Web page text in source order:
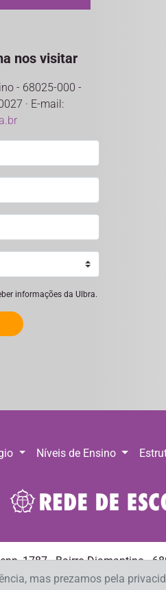
nos visitar
- 68025-000 -
· E-mail:
informações da Ulbra.
Níveis de Ensino
1787 - Bairro Diamantino -
(93) 93618 0027 E-mail:
mas prezamos pela